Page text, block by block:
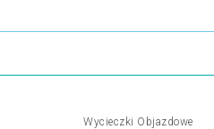
Wycieczki Objazdowe